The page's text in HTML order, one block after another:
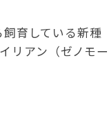
育している新種
リアン（ゼノモー